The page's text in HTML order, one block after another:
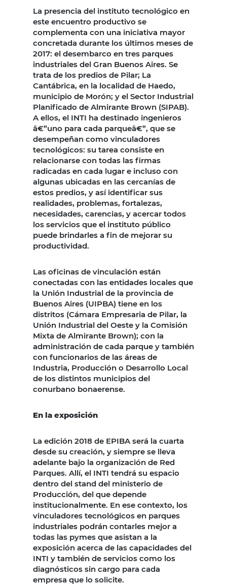
La presencia del instituto tecnológico en
este encuentro productivo se
complementa con una iniciativa mayor
concretada durante los últimos meses de
2017: el desembarco en tres parques
industriales del Gran Buenos Aires. Se
trata de los predios de Pilar; La
Cantábrica, en la localidad de Haedo,
municipio de Morón; y el Sector Industrial
Planificado de Almirante Brown (SIPAB).
A ellos, el INTI ha destinado ingenieros
â€”uno para cada parqueâ€”, que se
desempeñan como vinculadores
tecnológicos: su tarea consiste en
relacionarse con todas las firmas
radicadas en cada lugar e incluso con
algunas ubicadas en las cercanías de
estos predios, y así identificar sus
realidades, problemas, fortalezas,
necesidades, carencias, y acercar todos
los servicios que el instituto público
puede brindarles a fin de mejorar su
productividad.
Las oficinas de vinculación están
conectadas con las entidades locales que
la Unión Industrial de la provincia de
Buenos Aires (UIPBA) tiene en los
distritos (Cámara Empresaria de Pilar, la
Unión Industrial del Oeste y la Comisión
Mixta de Almirante Brown); con la
administración de cada parque y también
con funcionarios de las áreas de
Industria, Producción o Desarrollo Local
de los distintos municipios del
conurbano bonaerense.
En la exposición
La edición 2018 de EPIBA será la cuarta
desde su creación, y siempre se lleva
adelante bajo la organización de Red
Parques. Allí, el INTI tendrá su espacio
dentro del stand del ministerio de
Producción, del que depende
institucionalmente. En ese contexto, los
vinculadores tecnológicos en parques
industriales podrán contarles mejor a
todas las pymes que asistan a la
exposición acerca de las capacidades del
INTI y también de servicios como los
diagnósticos sin cargo para cada
empresa que lo solicite.